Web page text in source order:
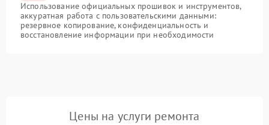
Использование официальных прошивок и инструментов,
аккуратная работа с пользовательскими данными:
резервное копирование, конфиденциальность и
восстановление информации при необходимости
Цены на услуги ремонта